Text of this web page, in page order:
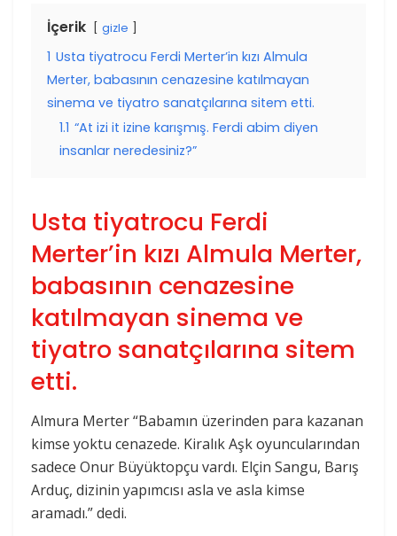
İçerik gizle
1 Usta tiyatrocu Ferdi Merter’in kızı Almula
Merter, babasının cenazesine katılmayan
sinema ve tiyatro sanatçılarına sitem etti.
1.1 “At izi it izine karışmış. Ferdi abim diyen
insanlar neredesiniz?”
Usta tiyatrocu Ferdi
Merter’in kızı Almula Merter,
babasının cenazesine
katılmayan sinema ve
tiyatro sanatçılarına sitem
etti.
Almura Merter “Babamın üzerinden para kazanan
kimse yoktu cenazede. Kiralık Aşk oyuncularından
sadece Onur Büyüktopçu vardı. Elçin Sangu, Barış
Arduç, dizinin yapımcısı asla ve asla kimse
aramadı.” dedi.